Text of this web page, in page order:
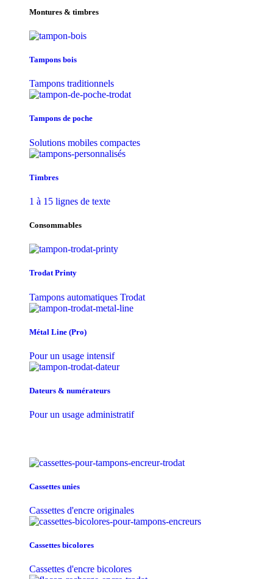
Montures & timbres
Tampons bois
Tampons traditionnels
Tampons de poche
Solutions mobiles compactes
Timbres
1 à 15 lignes de texte
Consommables
Trodat Printy
Tampons automatiques Trodat
Métal Line (Pro)
Pour un usage intensif
Dateurs & numérateurs
Pour un usage administratif
Cassettes unies
Cassettes d'encre originales
Cassettes bicolores
Cassettes d'encre bicolores